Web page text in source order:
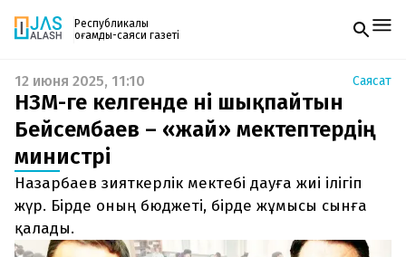
Республикалық
қоғамдық-саяси газеті
Жаңалықтар
Спорт
Live
Руханият
Аймақ
Архив
Заң және тәртіп
Редакциямен байланыс
Газетке жазылу
PDF форматтағы газетті ай сайын электронды
поштаңызға алып отырыңыз. Жаңа нөмір
шыққан сәтте сізге бірден жіберіледі. Тек email
енгізіңіз, біз қалғанын өзіміз жібереміз.
12 июня 2025, 11:10 Саясат
НЗМ-ге келгенде үні шықпайтын
Бейсембаев – «жай» мектептердің
министрі
Назарбаев зияткерлік мектебі дауға жиі ілігіп
жүр. Бірде оның бюджеті, бірде жұмысы сынға
қалады.